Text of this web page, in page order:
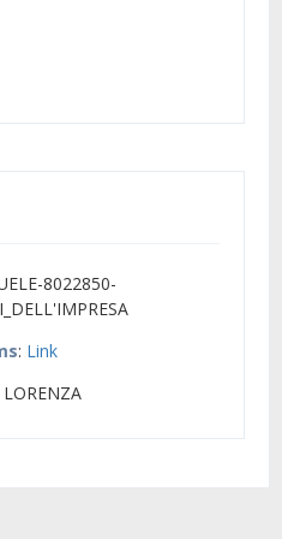
8022850-
: Link
LORENZA